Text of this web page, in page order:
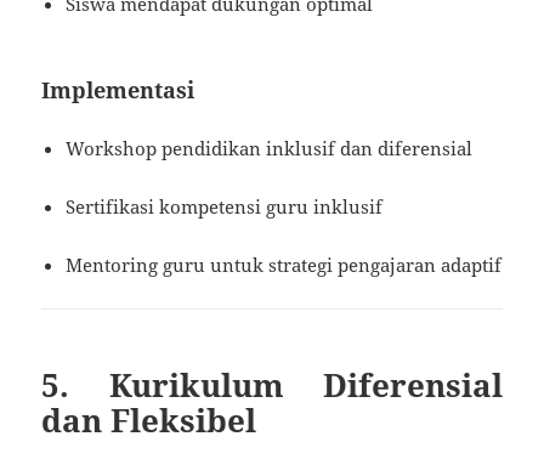
Implementasi
Workshop pendidikan inklusif dan diferensial
Sertifikasi kompetensi guru inklusif
Mentoring guru untuk strategi pengajaran adaptif
5. Kurikulum Diferensial
dan Fleksibel